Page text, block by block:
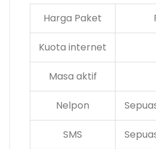
Harga Paket
Kuota internet
Masa aktif
Nelpon
SMS